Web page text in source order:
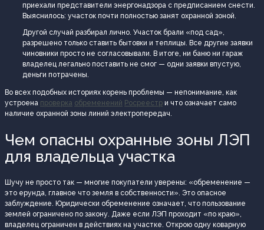
приехали представители энергонадзора с предписанием снести.
Выяснилось: участок почти полностью занят охранной зоной.
Другой случай разбирал лично. Участок брали «под сад»,
разрешено только ставить бытовки и теплицы. Все другие заявки
чиновники просто не согласовывали. В итоге, ни баню ни гараж
владелец легально поставить не смог — одни заявки впустую,
деньги потрачены.
Во всех подобных историях корень проблемы — непонимание, как
устроена проверка обременений Росреестр и что означает само
наличие охранной зоны линий электропередач.
Чем опасны охранные зоны ЛЭП
для владельца участка
Шучу не просто так — многие покупатели уверены: «обременение —
это ерунда, главное что земля в собственности». Это опасное
заблуждение. Юридически обременение означает, что пользование
землей ограничено по закону. Даже если ЛЭП проходит «по краю»,
владелец ограничен в действиях на участке. Открою одну коварную